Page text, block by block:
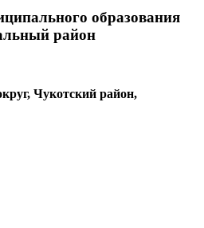
образования
район
Чукотский район,